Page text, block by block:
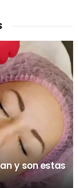
y son estas